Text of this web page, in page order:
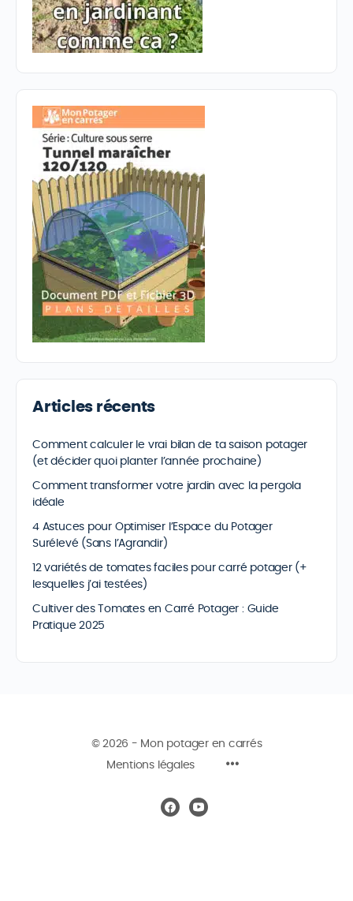
Articles récents
Comment calculer le vrai bilan de ta saison potager
(et décider quoi planter l’année prochaine)
Comment transformer votre jardin avec la pergola
idéale
4 Astuces pour Optimiser l’Espace du Potager
Surélevé (Sans l’Agrandir)
12 variétés de tomates faciles pour carré potager (+
lesquelles j’ai testées)
Cultiver des Tomates en Carré Potager : Guide
Pratique 2025
© 2026 - Mon potager en carrés
Mentions légales